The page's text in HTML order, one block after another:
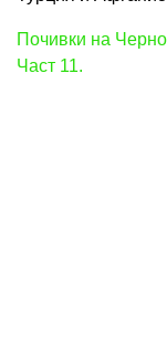
Почивки на
Част 11.